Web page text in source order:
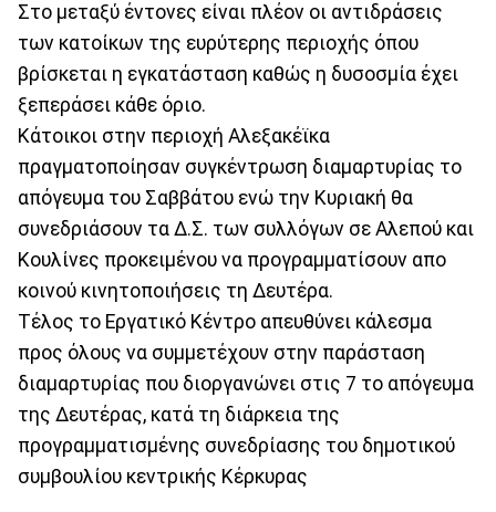
Στο μεταξύ έντονες είναι πλέον οι αντιδράσεις
των κατοίκων της ευρύτερης περιοχής όπου
βρίσκεται η εγκατάσταση καθώς η δυσοσμία έχει
ξεπεράσει κάθε όριο.
Κάτοικοι στην περιοχή Αλεξακέϊκα
πραγματοποίησαν συγκέντρωση διαμαρτυρίας το
απόγευμα του Σαββάτου ενώ την Κυριακή θα
συνεδριάσουν τα Δ.Σ. των συλλόγων σε Αλεπού και
Κουλίνες προκειμένου να προγραμματίσουν απο
κοινού κινητοποιήσεις τη Δευτέρα.
Τέλος το Εργατικό Κέντρο απευθύνει κάλεσμα
προς όλους να συμμετέχουν στην παράσταση
διαμαρτυρίας που διοργανώνει στις 7 το απόγευμα
της Δευτέρας, κατά τη διάρκεια της
προγραμματισμένης συνεδρίασης του δημοτικού
συμβουλίου κεντρικής Κέρκυρας